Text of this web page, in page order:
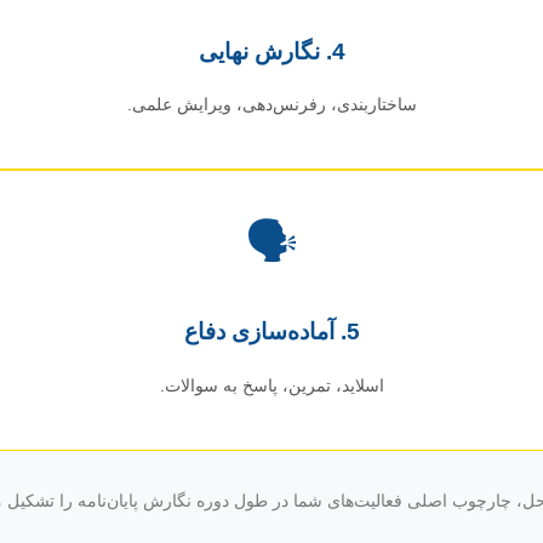
4. نگارش نهایی
ساختاربندی، رفرنس‌دهی، ویرایش علمی.
🗣️
5. آماده‌سازی دفاع
اسلاید، تمرین، پاسخ به سوالات.
چارچوب اصلی فعالیت‌های شما در طول دوره نگارش پایان‌نامه را تشکیل